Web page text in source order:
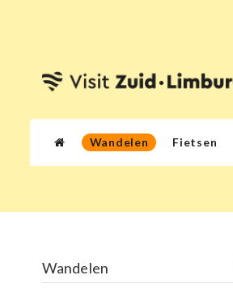
Wandelen Fietsen
Wandelen